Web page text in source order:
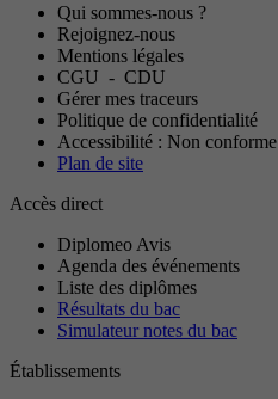
Qui sommes-nous ?
Rejoignez-nous
Mentions légales
CGU - CDU
Gérer mes traceurs
Politique de confidentialité
Accessibilité : Non conforme
Plan de site
Accès direct
Diplomeo Avis
Agenda des événements
Liste des diplômes
Résultats du bac
Simulateur notes du bac
Établissements